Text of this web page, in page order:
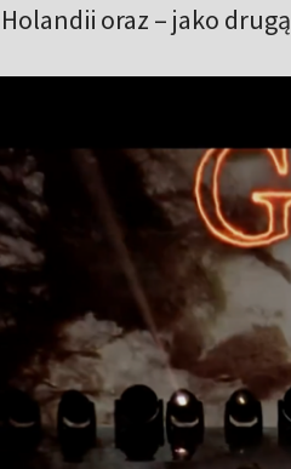
Holandii oraz – jako